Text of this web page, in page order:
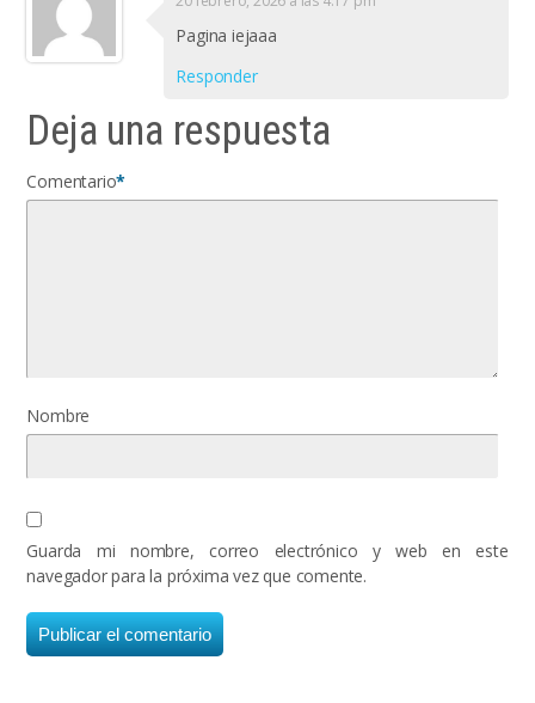
Pagina iejaaa
Responder
Deja una respuesta
Comentario*
Nombre
Guarda mi nombre, correo electrónico y web en este
navegador para la próxima vez que comente.